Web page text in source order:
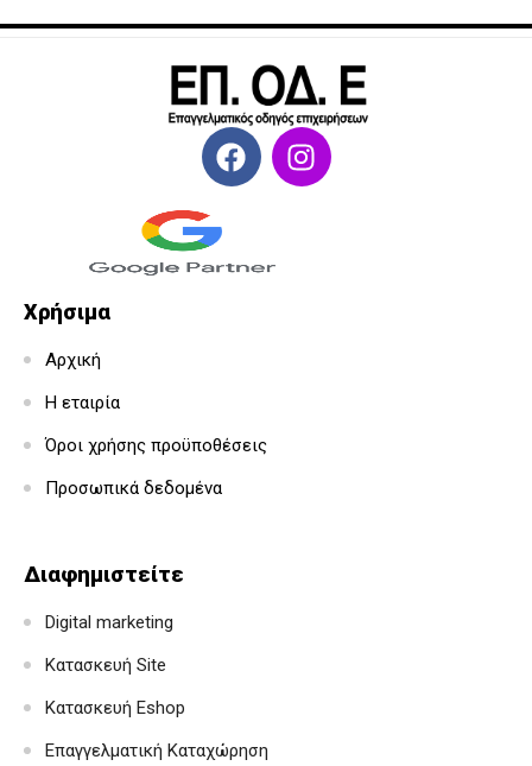
Χρήσιμα
Αρχική
Η εταιρία
Όροι χρήσης προϋποθέσεις
Προσωπικά δεδομένα
Διαφημιστείτε
Digital marketing
Κατασκευή Site
Κατασκευή Eshop
Επαγγελματική Καταχώρηση